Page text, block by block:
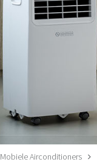
Mobiele Airconditioners